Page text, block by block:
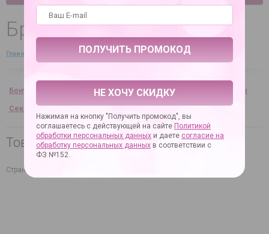
Бренды
Главная Справочная информация → Бренды
Бонусы и скидки Вопрос-ответ Таблица размеров Отзывы
Секс-юмор
Товары XLH в нашем магазине
Страна производителя: Австрия
НЕ ХОЧУ СКИДКУ
Нажимая на кнопку "Получить промокод", вы
соглашаетесь с действующей на сайте Политикой
обработки персональных данных и даете согласие на
обработку персональных данных в соответствии с
ФЗ №152.